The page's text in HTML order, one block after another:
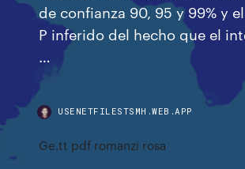
de confianza 90, 95 y 99% y
P inferido del hecho que el
…
USENETFILESTSMH.WEB.APP
Ge.tt pdf romanzi rosa